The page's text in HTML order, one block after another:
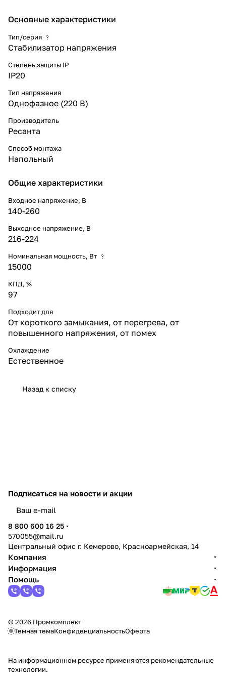
электроэнергии в пределах
производственных комплексов.
Прибор реализует уверенную
условиях нестабильного по
значению напряжения.
Основные характеристики
Тип/серия ?
Стабилизатор напряжения
Степень защиты IP
IP20
Тип напряжения
Однофазное (220 В)
Производитель
Ресанта
Способ монтажа
Напольный
Общие характеристики
Входное напряжение, В
140-260
Выходное напряжение, В
216-224
Номинальная мощность, Вт ?
15000
КПД, %
97
Подходит для
От короткого замыкания, от перегрева, от
повышенного напряжения, от помех
Охлаждение
Естественное
Назад к списку
Подписаться на новости и акции
8 800 600 16 25
570055@mail.ru
Центральный офис г. Кемерово, Красноармейская, 14
Компания
Информация
Помощь
© 2026 Промкомплект
Темная темаКонфиденциальностьОферта
На информационном ресурсе применяются рекомендательные
технологии.